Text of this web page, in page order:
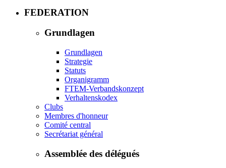
FEDERATION
Grundlagen
Grundlagen
Strategie
Statuts
Organigramm
FTEM-Verbandskonzept
Verhaltenskodex
Clubs
Membres d'honneur
Comité central
Secrétariat général
Assemblée des délégués